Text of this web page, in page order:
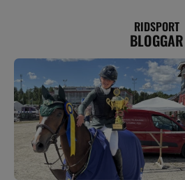
RIDSPORT
BLOGGAR